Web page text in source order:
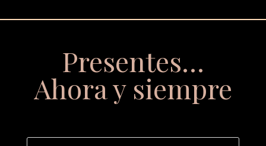
Presentes…
Ahora y siempre